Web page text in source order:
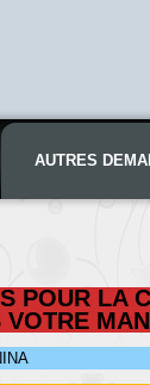
AUTRES
POUR LA